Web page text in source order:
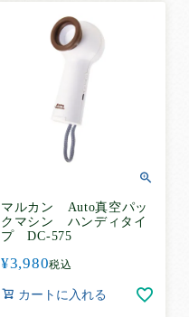
マルカン Auto真空パッ
クマシン ハンディタイ
プ DC-575
¥3,980税込
カートに入れる